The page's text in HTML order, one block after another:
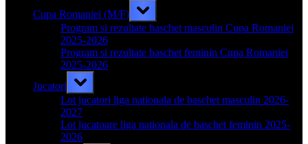
Cupa Romaniei (M/F)
Toggle
sub-
menu
Program si rezultate baschet masculin Cupa Romaniei
2025-2026
Program si rezultate baschet feminin Cupa Romaniei
2025-2026
Jucatori
Toggle
sub-
menu
Lot jucatori liga nationala de baschet masculin 2026-
2027
Lot jucatoare liga nationala de baschet feminin 2025-
2026